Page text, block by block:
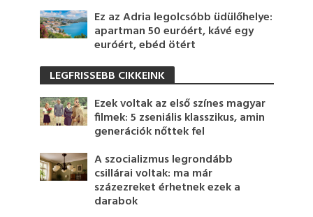
Ez az Adria legolcsóbb üdülőhelye:
apartman 50 euróért, kávé egy
euróért, ebéd ötért
LEGFRISSEBB CIKKEINK
Ezek voltak az első színes magyar
filmek: 5 zseniális klasszikus, amin
generációk nőttek fel
A szocializmus legrondább
csillárai voltak: ma már
százezreket érhetnek ezek a
darabok